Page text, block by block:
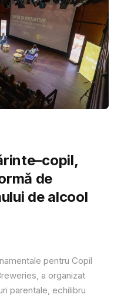
de
de alcool
pentru Copil
a organizat
parentale, echilibru